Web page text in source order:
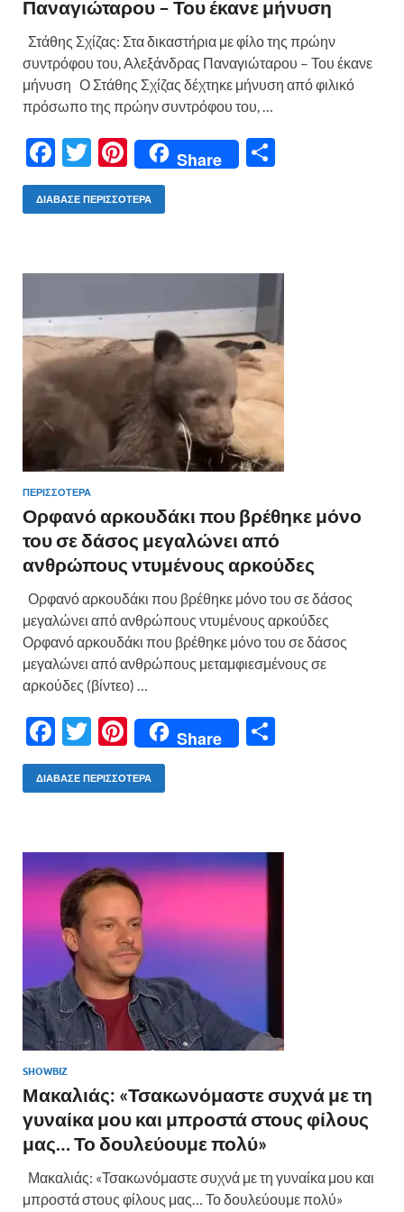
Παναγιώταρου – Του έκανε μήνυση
Στάθης Σχίζας: Στα δικαστήρια με φίλο της πρώην
συντρόφου του, Αλεξάνδρας Παναγιώταρου – Του έκανε
μήνυση Ο Στάθης Σχίζας δέχτηκε μήνυση από φιλικό
πρόσωπο της πρώην συντρόφου του, …
F
ac
e
o
k
T
w
itt
Pi
nt
er
t
Share
σ
τε
ε
ΔΙΆΒΑΣΕ ΠΕΡΙΣΣΌΤΕΡΑ
ΠΕΡΙΣΣΟΤΕΡΑ
Ορφανό αρκουδάκι που βρέθηκε μόνο
του σε δάσος μεγαλώνει από
ανθρώπους ντυμένους αρκούδες
Ορφανό αρκουδάκι που βρέθηκε μόνο του σε δάσος
μεγαλώνει από ανθρώπους ντυμένους αρκούδες
Ορφανό αρκουδάκι που βρέθηκε μόνο του σε δάσος
μεγαλώνει από ανθρώπους μεταμφιεσμένους σε
αρκούδες (βίντεο) …
F
ac
e
o
o
k
T
w
itt
Pi
nt
er
t
Share
σ
ΔΙΆΒΑΣΕ ΠΕΡΙΣΣΌΤΕΡΑ
SHOWBIZ
Μακαλιάς: «Τσακωνόμαστε συχνά με τη
γυναίκα μου και μπροστά στους φίλους
μας… Το δουλεύουμε πολύ»
Μακαλιάς: «Τσακωνόμαστε συχνά με τη γυναίκα μου και
μπροστά στους φίλους μας… Το δουλεύουμε πολύ»